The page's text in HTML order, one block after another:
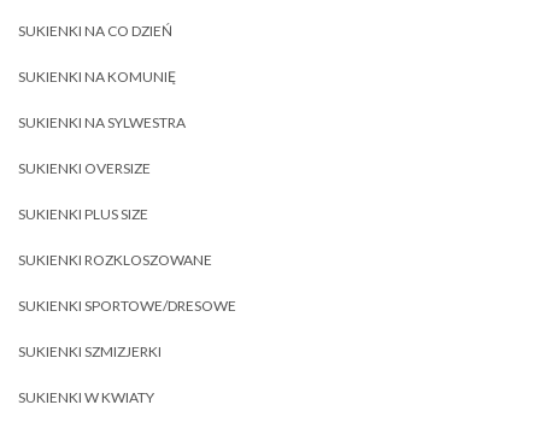
SUKIENKI NA CO DZIEŃ
SUKIENKI NA KOMUNIĘ
SUKIENKI NA SYLWESTRA
SUKIENKI OVERSIZE
SUKIENKI PLUS SIZE
SUKIENKI ROZKLOSZOWANE
SUKIENKI SPORTOWE/DRESOWE
SUKIENKI SZMIZJERKI
SUKIENKI W KWIATY